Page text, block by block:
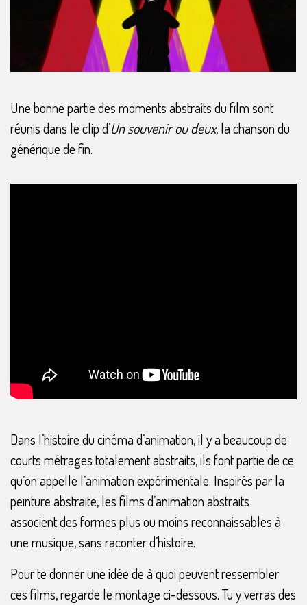
Une bonne partie des moments abstraits du film sont
réunis dans le clip d’Un souvenir ou deux,la chanson du
générique de fin.
Dans l’histoire du cinéma d’animation, il y a beaucoup de
courts métrages totalement abstraits, ils font partie de ce
qu’on appelle l’animation expérimentale. Inspirés par la
peinture abstraite, les films d’animation abstraits
associent des formes plus ou moins reconnaissables à
une musique, sans raconter d’histoire.
Pour te donner une idée de à quoi peuvent ressembler
ces films, regarde le montage ci-dessous. Tu y verras des